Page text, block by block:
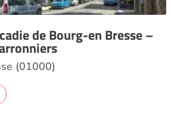
de Bourg-en Bresse –
(01000)